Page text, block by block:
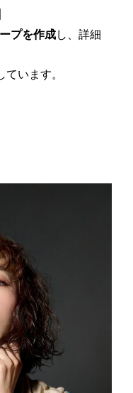
プを作成し、詳細
ています。